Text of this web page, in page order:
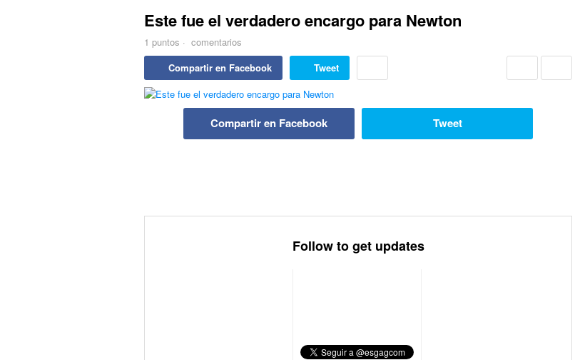
Este fue el verdadero encargo para Newton
1 puntos · comentarios
Compartir en Facebook
Tweet
Compartir en Facebook Tweet
Follow to get updates